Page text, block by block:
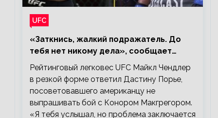
UFC
«Заткнись, жалкий подражатель. До
тебя нет никому дела», сообщает
Майкл Чендлер – о словах Порье
Рейтинговый легковес UFC Майкл Чендлер
в резкой форме ответил Дастину Порье,
посоветовавшего американцу не
выпрашивать бой с Конором Макгрегором.
«Я тебя услышал, но проблема заключается